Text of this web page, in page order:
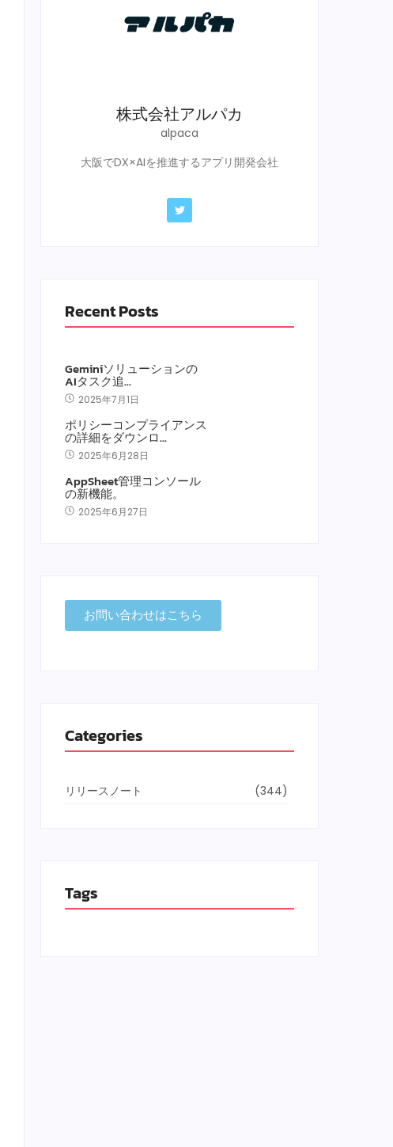
株式会社アルパカ
alpaca
大阪でDX×AIを推進するアプリ開発会社
Recent Posts
Geminiソリューションの
AIタスク追…
2025年7月1日
ポリシーコンプライアンス
の詳細をダウンロ…
2025年6月28日
AppSheet管理コンソール
の新機能。
2025年6月27日
お問い合わせはこちら
Categories
リリースノート (344)
Tags